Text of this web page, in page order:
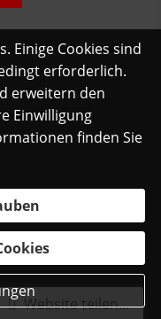
Einige Cookies sind
erforderlich.
erweitern den
Einwilligung
finden Sie
Website teilen...